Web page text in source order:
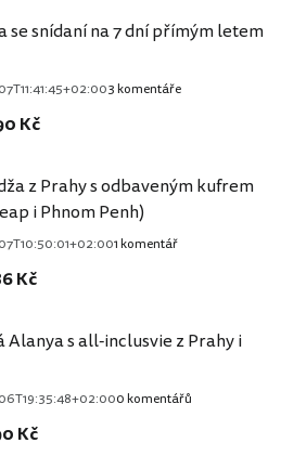
se snídaní na 7 dní přímým letem
3 komentáře
Kč
z Prahy s odbaveným kufrem
i Phnom Penh)
1 komentář
Kč
Alanya s all-inclusvie z Prahy i
0 komentářů
Kč